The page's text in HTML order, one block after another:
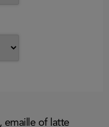
emaille of latte